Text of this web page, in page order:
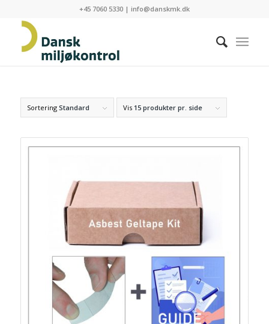
+45 7060 5330| info@danskmk.dk
Sortering Standard Vis 15 produkter pr. side